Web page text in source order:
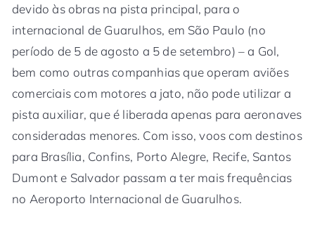
devido às obras na pista principal, para o
internacional de Guarulhos, em São Paulo (no
período de 5 de agosto a 5 de setembro) – a Gol,
bem como outras companhias que operam aviões
comerciais com motores a jato, não pode utilizar a
pista auxiliar, que é liberada apenas para aeronaves
consideradas menores. Com isso, voos com destinos
para Brasília, Confins, Porto Alegre, Recife, Santos
Dumont e Salvador passam a ter mais frequências
no Aeroporto Internacional de Guarulhos.